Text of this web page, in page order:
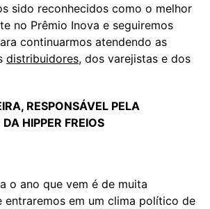
sido reconhecidos como o melhor
no Prêmio Inova e seguiremos
continuarmos atendendo as
distribuidores, dos varejistas e dos
RESPONSÁVEL PELA
HIPPER FREIOS
o ano que vem é de muita
entraremos em um clima político de